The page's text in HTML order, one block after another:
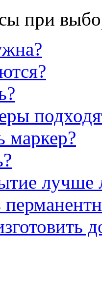
при
маркер?
лучше